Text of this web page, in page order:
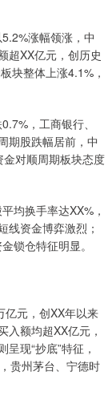
涨幅领涨，中
超XX亿元，创历史
块整体上涨4.1%，
，工商银行、
期股跌幅居前，中
对顺周期板块态度
均换手率达XX%，
线资金博弈激烈；
锁仓特征明显。
亿元，创XX年以来
入额均超XX亿元，
现“抄底”特征，
贵州茅台、宁德时